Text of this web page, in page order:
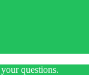
questions.